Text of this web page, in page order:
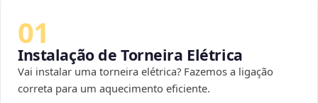
01
Instalação de Torneira Elétrica
Vai instalar uma torneira elétrica? Fazemos a ligação
correta para um aquecimento eficiente.